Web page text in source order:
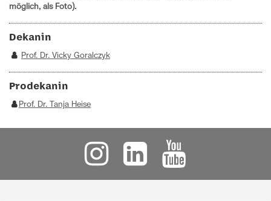
möglich, als Foto).
Dekanin
Prof. Dr. Vicky Goralczyk
Prodekanin
Prof. Dr. Tanja Heise